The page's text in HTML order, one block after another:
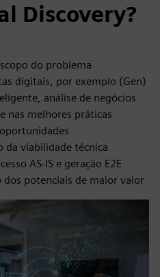
Discovery?
do problema
digitais, por exemplo (Gen)
análise de negócios
nas melhores práticas
da viabilidade técnica
AS-IS e geração E2E
potenciais de maior valor